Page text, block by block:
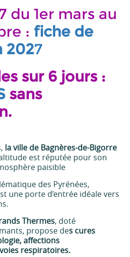
du 1er mars au
: fiche de
2027
sur 6 jours :
sans
la ville de Bagnères-de-Bigorre
est réputée pour son
paisible
des Pyrénées,
une porte d’entrée idéale vers
Thermes, doté
propose des cures
affections
respiratoires.